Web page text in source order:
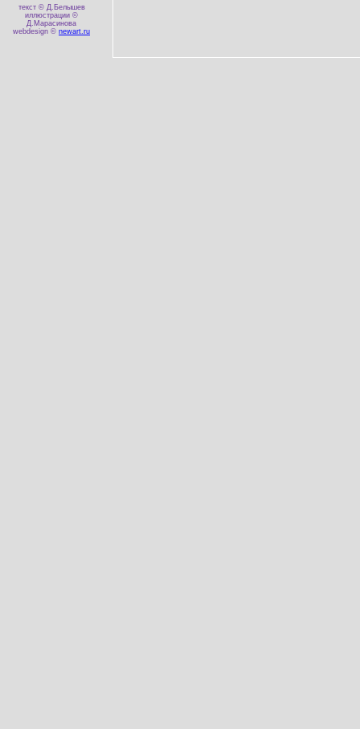
текст © Д.Белышев
иллюстрации ©
Д.Марасинова
webdesign © newart.ru